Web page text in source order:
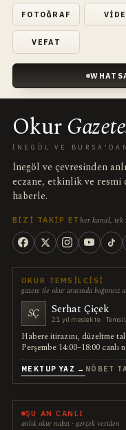
FOTOĞRAF
VEFAT
Okur
İNEGÖL VE
İnegöl ve çevresinden
eczane, etkinlik ve resmi
haberle.
BIZI TAKIP ET her kanal, tek
OKUR TEMSILCISI
gazete ile okur arasında bağımsız
SÇ Serhat Çiçek
21 yıl meslekte ·
Habere itirazını, düzeltme
Perşembe 14:00–18:00 canlı
MEKTUP YAZ → NÖBET
ŞU AN CANLI
anlık okur nabzı · gerçek veriden